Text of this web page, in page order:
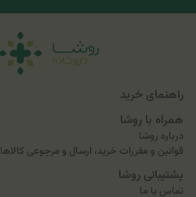
راهنمای خرید
همراه با روشا
درباره روشا
قوانین و مقررات خرید، ارسال و مرجوعی کالاها
پشتیبانی روشا
تماس با ما